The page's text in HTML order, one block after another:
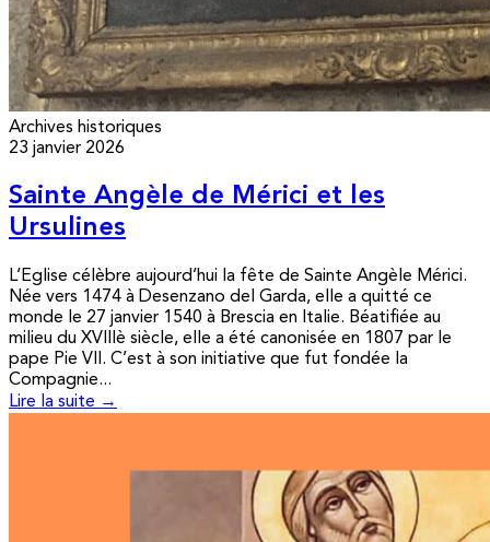
Archives historiques
23 janvier 2026
Sainte Angèle de Mérici et les
Ursulines
L’Eglise célèbre aujourd’hui la fête de Sainte Angèle Mérici.
Née vers 1474 à Desenzano del Garda, elle a quitté ce
monde le 27 janvier 1540 à Brescia en Italie. Béatifiée au
milieu du XVIIIè siècle, elle a été canonisée en 1807 par le
pape Pie VII. C’est à son initiative que fut fondée la
Compagnie...
Lire la suite →